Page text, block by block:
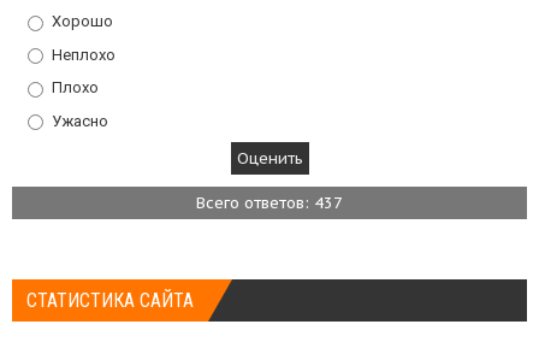
Хорошо
Неплохо
Плохо
Ужасно
Всего ответов: 437
СТАТИСТИКА САЙТА